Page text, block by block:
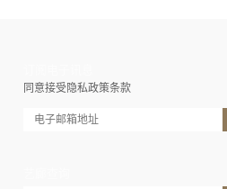
同意接受隐私政策条款